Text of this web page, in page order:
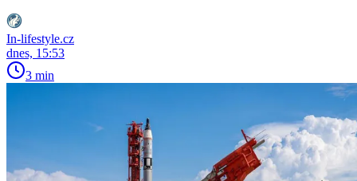
In-lifestyle.cz
dnes, 15:53
3 min